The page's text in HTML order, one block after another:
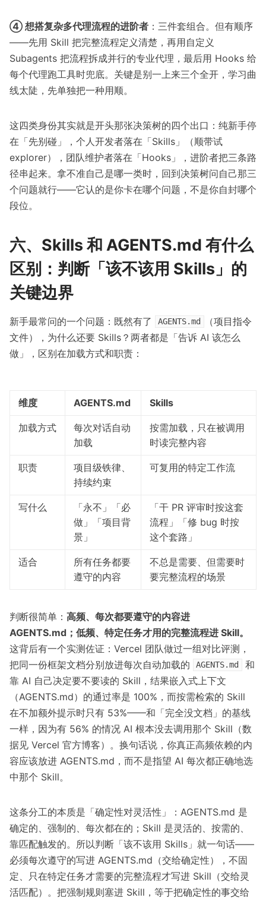
④ 想搭复杂多代理流程的进阶者 ：三件套组合。但有顺序
——先用 Skill 把完整流程定义清楚，再用自定义
Subagents 把流程拆成并行的专业代理，最后用 Hooks 给
每个代理跑工具时兜底。关键是别一上来三个全开，学习曲
线太陡，先单独把一种用顺。
这四类身份其实就是开头那张决策树的四个出口：纯新手停
在「先别碰」，个人开发者落在「Skills」（顺带试
explorer），团队维护者落在「Hooks」，进阶者把三条路
径串起来。拿不准自己是哪一类时，回到决策树问自己那三
个问题就行——它认的是你卡在哪个问题，不是你自封哪个
段位。
六、Skills 和 AGENTS.md 有什么
区别：判断「该不该用 Skills」的
关键边界
新手最常问的一个问题：既然有了 AGENTS.md
（项目指令
文件），为什么还要 Skills？两者都是「告诉 AI 该怎么
做」，区别在加载方式和职责：
维度 AGENTS.md Skills
加载方式
每次对话自动
加载
按需加载，只在被调用
时读完整内容
职责
项目级铁律、
持续约束
可复用的特定工作流
写什么
「永不」「必
做」「项目背
景」
「干 PR 评审时按这套
流程」「修 bug 时按
这个套路」
适合
所有任务都要
遵守的内容
不总是需要、但需要时
要完整流程的场景
判断很简单： 高频、每次都要遵守的内容进
AGENTS.md；低频、特定任务才用的完整流程进 Skill。
这背后有一个实测佐证：Vercel 团队做过一组对比评测，
把同一份框架文档分别放进每次自动加载的
AGENTS.md
和
靠 AI 自己决定要不要读的 Skill，结果嵌入式上下文
（AGENTS.md）的通过率是 100%，而按需检索的 Skill
在不加额外提示时只有 53%——和「完全没文档」的基线
一样，因为有 56% 的情况 AI 根本没去调用那个 Skill（数
据见 Vercel 官方博客）。换句话说，你真正高频依赖的内
容应该放进 AGENTS.md，而不是指望 AI 每次都正确地选
中那个 Skill。
这条分工的本质是「确定性对灵活性」：AGENTS.md 是
确定的、强制的、每次都在的；Skill 是灵活的、按需的、
靠匹配触发的。所以判断「该不该用 Skills」就一句话——
必须每次遵守的写进 AGENTS.md（交给确定性），不固
定、只在特定任务才需要的完整流程才写进 Skill（交给灵
活匹配）。把强制规则塞进 Skill，等于把确定性的事交给